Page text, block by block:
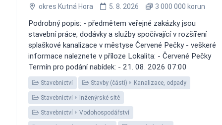
okres Kutná Hora 5. 8. 2026 3 000 000 korun
Podrobný popis: - předmětem veřejné zakázky jsou
stavební práce, dodávky a služby spočívající v rozšíření
splaškové kanalizace v městyse Červené Pečky - veškeré
informace naleznete v příloze Lokalita: - Červené Pečky
Termín pro podání nabídek: - 21. 08. 2026 07:00
Stavebnictví Stavby (části) Kanalizace, odpady
Stavebnictví Inženýrské sítě
Stavebnictví Vodohospodářství